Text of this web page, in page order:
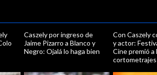
Caszely por ingreso de
Jaime Pizarro a Blanco y
Negro: Ojalá lo haga bien
Con Caszely
y actor:
Cine premió a